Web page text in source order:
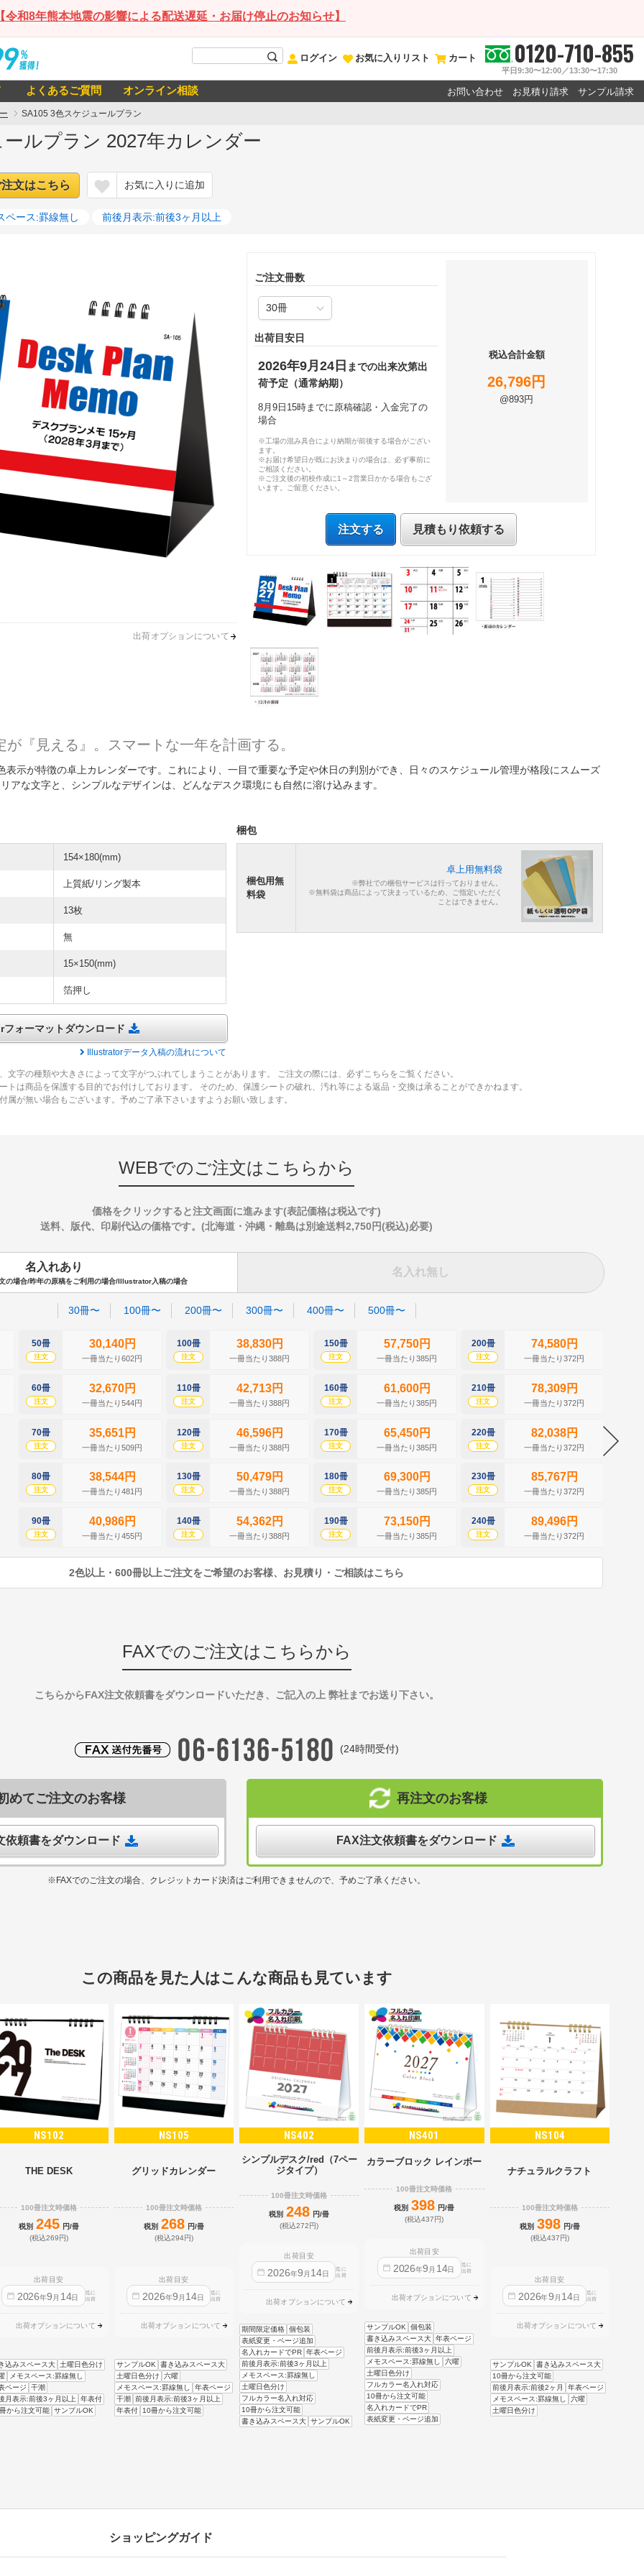
令和8年熊本地震の影響による配送遅延・お届け停止のお知らせ】
ログイン お気に入りリスト カート 0120-710-855
平日9:30〜12:00／13:30〜17:30
よくあるご質問 オンライン相談 お問い合わせ お見積り請求 サンプル請求
SA105 3色スケジュールプラン
ルプラン 2027年カレンダー
文はこちら お気に入りに追加
ペース:罫線無し 前後月表示:前後3ヶ月以上
出荷オプションについて
ご注文冊数
出荷目安日
2026年9月24日 までの出来次第出
荷予定（通常納期）
8月9日15時までに原稿確認・入金完了の
場合
※工場の混み具合により納期が前後する場合がござい
ます。
※お届け希望日が既にお決まりの場合は、必ず事前に
ご相談ください。
※ご注文後の初校作成に1～2営業日かかる場合もござ
います。ご留意ください。
税込合計金額
26,796円
@893円
注文する 見積もり依頼する
『見える』。スマートな一年を計画する。
表示が特徴の卓上カレンダーです。これにより、一目で重要な予定や休日の判別ができ、日々のスケジュール管理が格段にスムーズ
アな文字と、シンプルなデザインは、どんなデスク環境にも自然に溶け込みます。
154×180(mm)
上質紙/リング製本
13枚
無
15×150(mm)
箔押し
ォーマットダウンロード
Illustratorデータ入稿の流れについて
梱包
梱包用無
料袋
卓上用無料袋
※弊社での梱包サービスは行っておりません。
※無料袋は商品によって決まっているため、ご指定いただく
ことはできません。
字の種類や大きさによって文字がつぶれてしまうことがあります。 ご注文の際には、必ずこちらをご覧ください。
は商品を保護する目的でお付けしております。 そのため、保護シートの破れ、汚れ等による返品・交換は承ることができかねます。
属が無い場合もございます。予めご了承下さいますようお願い致します。
WEBでのご注文はこちらから
価格をクリックすると注文画面に進みます(表記価格は税込です)
送料、版代、印刷代込の価格です。(北海道・沖縄・離島は別途送料2,750円(税込)必要)
名入れあり
の場合/昨年の原稿をご利用の場合/Illustrator入稿の場合
名入れ無し
30冊〜 100冊〜 200冊〜 300冊〜 400冊〜 500冊〜
50冊
注文
30,140円
一冊当たり602円
60冊
注文
32,670円
一冊当たり544円
70冊
注文
35,651円
一冊当たり509円
80冊
注文
38,544円
一冊当たり481円
90冊
注文
40,986円
一冊当たり455円
100冊
注文
38,830円
一冊当たり388円
110冊
注文
42,713円
一冊当たり388円
120冊
注文
46,596円
一冊当たり388円
130冊
注文
50,479円
一冊当たり388円
140冊
注文
54,362円
一冊当たり388円
150冊
注文
57,750円
一冊当たり385円
160冊
注文
61,600円
一冊当たり385円
170冊
注文
65,450円
一冊当たり385円
180冊
注文
69,300円
一冊当たり385円
190冊
注文
73,150円
一冊当たり385円
200冊
注文
74,580円
一冊当たり372円
210冊
注文
78,309円
一冊当たり372円
220冊
注文
82,038円
一冊当たり372円
230冊
注文
85,767円
一冊当たり372円
240冊
注文
89,496円
一冊当たり372円
2色以上・600冊以上ご注文をご希望のお客様、お見積り・ご相談はこちら
FAXでのご注文はこちらから
こちらからFAX注文依頼書をダウンロードいただき、ご記入の上 弊社までお送り下さい。
(24時間受付)
めてご注文のお客様
依頼書をダウンロード
再注文のお客様
FAX注文依頼書をダウンロード
※FAXでのご注文の場合、クレジットカード決済はご利用できませんので、予めご了承ください。
この商品を見た人はこんな商品も見ています
NS102
THE DESK
100冊注文時価格
税別 245 円/冊
(税込269円)
出荷目安
2026年9 月 14日
迄に
出荷
出荷オプションについて
込みスペース大
土曜日色分け
メモスペース:罫線無し
ページ
干潮
月表示:前後3ヶ月以上
年表付
から注文可能 サンプルOK
NS105
グリッドカレンダー
100冊注文時価格
税別 268 円/冊
(税込294円)
出荷目安
2026年9 月 14日
迄に
出荷
出荷オプションについて
サンプルOK
書き込みスペース大
土曜日色分け
六曜
メモスペース:罫線無し
年表ページ
干潮 前後月表示:前後3ヶ月以上
年表付
10冊から注文可能
NS402
シンプルデスク/red（7ペー
ジタイプ）
100冊注文時価格
税別 248 円/冊
(税込272円)
出荷目安
2026年9 月 14日
迄に
出荷
出荷オプションについて
期間限定価格 個包装
表紙変更・ページ追加
名入れカードでPR 年表ページ
前後月表示:前後3ヶ月以上
メモスペース:罫線無し
土曜日色分け
フルカラー名入れ対応
10冊から注文可能
書き込みスペース大 サンプルOK
NS401
カラーブロック レインボー
100冊注文時価格
税別 398 円/冊
(税込437円)
出荷目安
2026年9 月 14日
迄に
出荷
出荷オプションについて
サンプルOK 個包装
書き込みスペース大 年表ページ
前後月表示:前後3ヶ月以上
メモスペース:罫線無し
六曜
土曜日色分け
フルカラー名入れ対応
10冊から注文可能
名入れカードでPR
表紙変更・ページ追加
NS104
ナチュラルクラフト
100冊注文時価格
税別 398 円/冊
(税込437円)
出荷目安
2026年9 月 14日
迄に
出荷
出荷オプションについて
サンプルOK
書き込みスペース大
10冊から注文可能
前後月表示:前後2ヶ月
年表ページ
メモスペース:罫線無し
六曜
土曜日色分け
ショッピングガイド